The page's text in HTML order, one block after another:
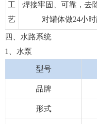
工
艺
焊接牢固、可靠，去
对罐体做24小
四、水路系统
1、水泵
型号
品牌
形式